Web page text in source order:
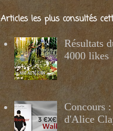
Articles les plus consultés
Résultats
4000 likes
Concours
d'Alice